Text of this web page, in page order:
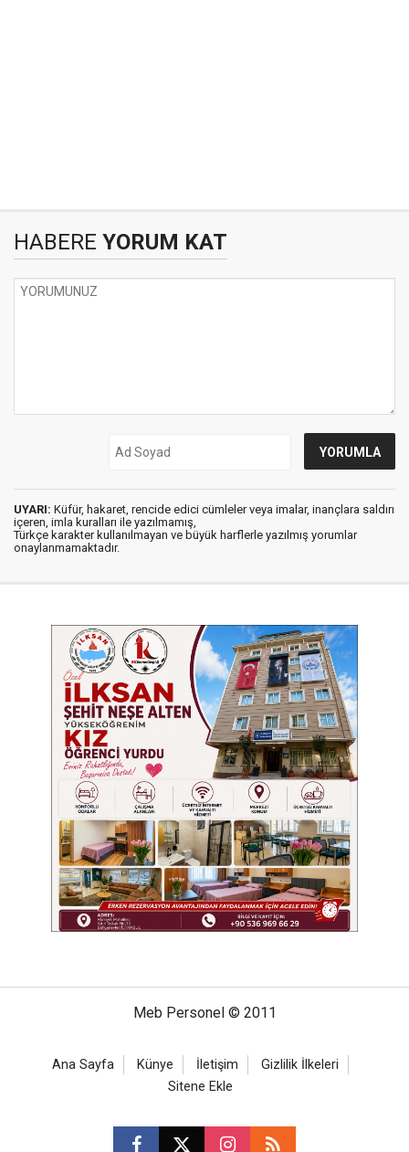
HABERE YORUM KAT
UYARI: Küfür, hakaret, rencide edici cümleler veya imalar, inançlara saldırı
içeren, imla kuralları ile yazılmamış,
Türkçe karakter kullanılmayan ve büyük harflerle yazılmış yorumlar
onaylanmamaktadır.
Meb Personel © 2011
Ana Sayfa Künye İletişim
Gizlilik İlkeleri
Sitene Ekle